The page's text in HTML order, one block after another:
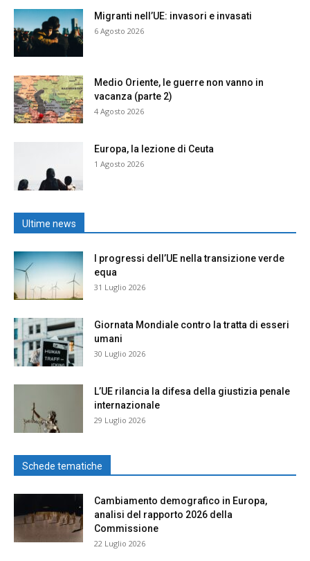
Migranti nell’UE: invasori e invasati
6 Agosto 2026
Medio Oriente, le guerre non vanno in
vacanza (parte 2)
4 Agosto 2026
Europa, la lezione di Ceuta
1 Agosto 2026
Ultime news
I progressi dell’UE nella transizione verde
equa
31 Luglio 2026
Giornata Mondiale contro la tratta di esseri
umani
30 Luglio 2026
L’UE rilancia la difesa della giustizia penale
internazionale
29 Luglio 2026
Schede tematiche
Cambiamento demografico in Europa,
analisi del rapporto 2026 della
Commissione
22 Luglio 2026